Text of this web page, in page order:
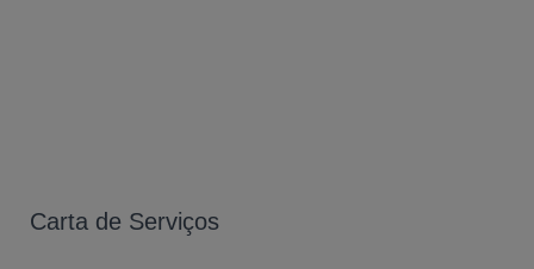
Carta de Serviços